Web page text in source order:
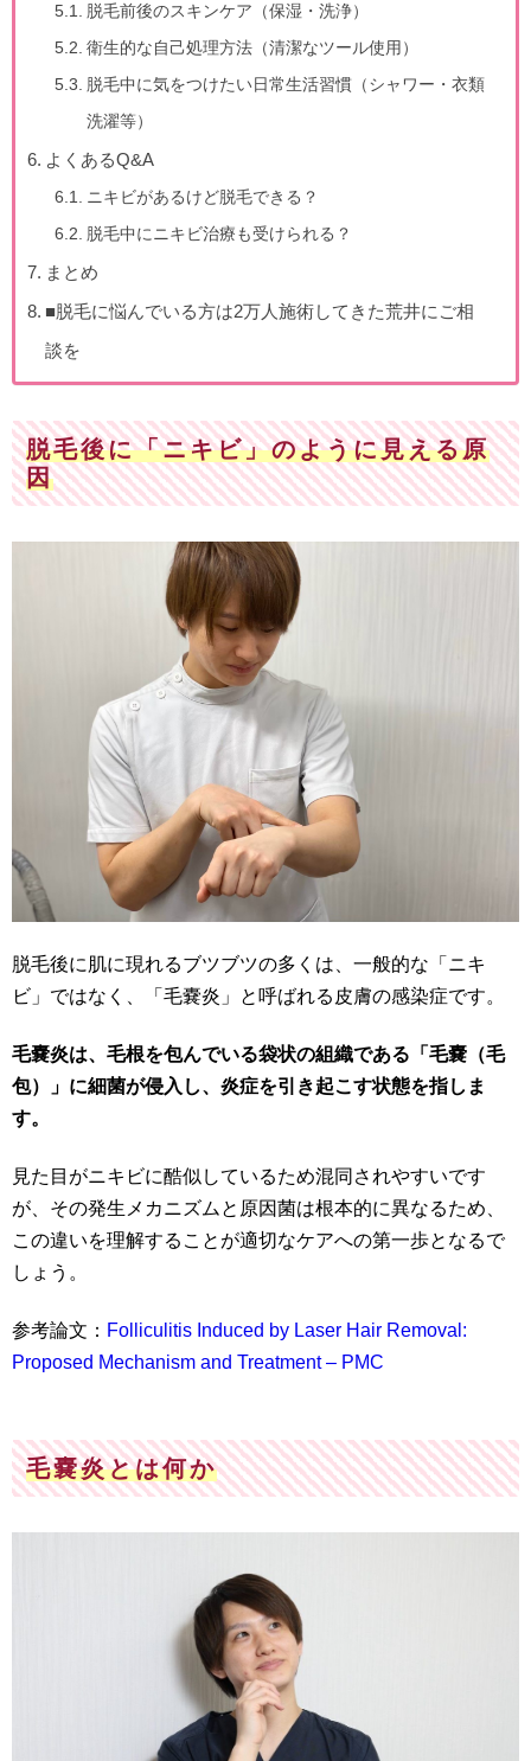
脱毛前後のスキンケア（保湿・洗浄）
衛生的な自己処理方法（清潔なツール使用）
脱毛中に気をつけたい日常生活習慣（シャワー・衣類
洗濯等）
よくあるQ&A
ニキビがあるけど脱毛できる？
脱毛中にニキビ治療も受けられる？
まとめ
■脱毛に悩んでいる方は2万人施術してきた荒井にご相
談を
脱毛後に「ニキビ」のように見える原
因
脱毛後に肌に現れるブツブツの多くは、一般的な「ニキ
ビ」ではなく、「毛嚢炎」と呼ばれる皮膚の感染症です。
毛嚢炎は、毛根を包んでいる袋状の組織である「毛嚢（毛
包）」に細菌が侵入し、炎症を引き起こす状態を指しま
す。
見た目がニキビに酷似しているため混同されやすいです
が、その発生メカニズムと原因菌は根本的に異なるため、
この違いを理解することが適切なケアへの第一歩となるで
しょう。
参考論文： Folliculitis Induced by Laser Hair Removal:
Proposed Mechanism and Treatment – PMC
毛嚢炎とは何か